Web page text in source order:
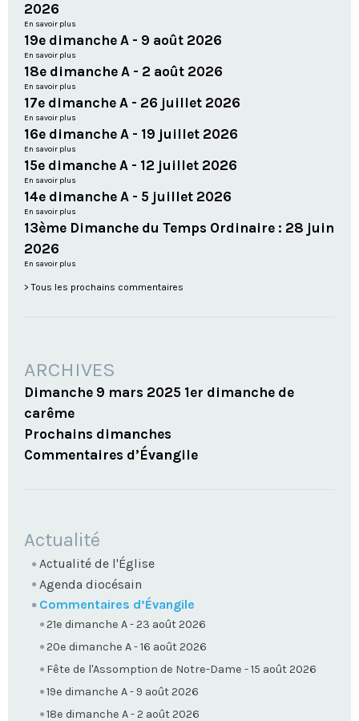
2026
En savoir plus
19e dimanche A - 9 août 2026
En savoir plus
18e dimanche A - 2 août 2026
En savoir plus
17e dimanche A - 26 juillet 2026
En savoir plus
16e dimanche A - 19 juillet 2026
En savoir plus
15e dimanche A - 12 juillet 2026
En savoir plus
14e dimanche A - 5 juillet 2026
En savoir plus
13ème Dimanche du Temps Ordinaire : 28 juin
2026
En savoir plus
Tous les prochains commentaires
ARCHIVES
Dimanche 9 mars 2025 1er dimanche de
carême
Prochains dimanches
Commentaires d’Évangile
NAVIGATION
Actualité
Actualité de l'Église
Agenda diocésain
Commentaires d’Évangile
21e dimanche A - 23 août 2026
20e dimanche A - 16 août 2026
Fête de l'Assomption de Notre-Dame - 15 août 2026
19e dimanche A - 9 août 2026
18e dimanche A - 2 août 2026